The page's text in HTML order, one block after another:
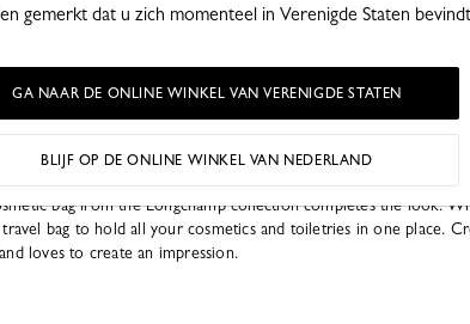
Vrouwelijke Tassen Zwarte Lederen Tassen Vrouw
tassen Dames hobo tassen Reistassen voor
bag from the Longchamp collection completes the look.
travel bag to hold all your cosmetics and toiletries in one place.
loves to create an impression.
gemerkt dat u zich momenteel in Verenigde Staten
GA NAAR DE ONLINE WINKEL VAN VERENIGDE STATEN
BLIJF OP DE ONLINE WINKEL VAN NEDERLAND